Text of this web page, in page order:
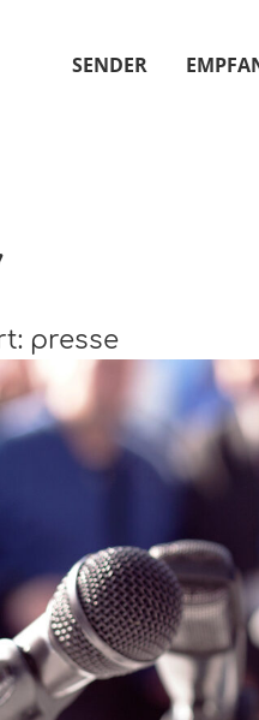
SENDER
presse